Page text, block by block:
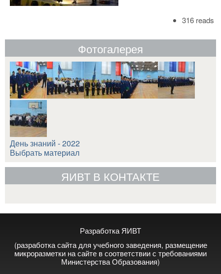
316 reads
Фотогалерея
День знаний - 2022
Выбрать материал
ЯИВТ В КОНТАКТЕ
Разработка ЯИВТ
(разработка сайта для учебного заведения, размещение
микроразметки на сайте в соответствии с требованиями
Министерства Образования)